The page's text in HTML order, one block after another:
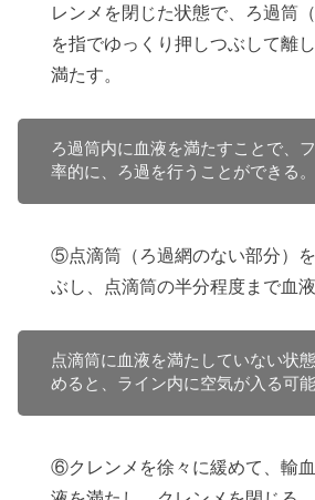
レンメを閉じた状態で、ろ過筒
を指でゆっくり押しつぶして離
満たす。
ろ過筒内に血液を満たすことで、
率的に、ろ過を行うことができる。
⑤点滴筒（ろ過網のない部分）
ぶし、点滴筒の半分程度まで血液
点滴筒に血液を満たしていない状
めると、ライン内に空気が入る可能
⑥クレンメを徐々に緩めて、輸